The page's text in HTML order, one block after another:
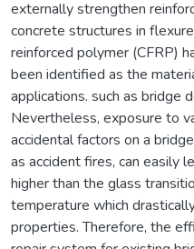
externally strengthen
concrete structures in
reinforced polymer (CFRP)
been identified as the
applications. such as bridge
Nevertheless, exposure to
accidental factors on a
as accident fires, can easily
higher than the glass
temperature which
properties. Therefore, the